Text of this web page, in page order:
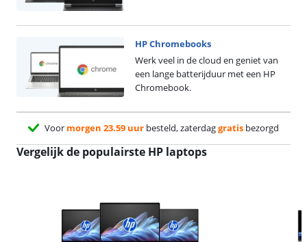
HP Chromebooks
Werk veel in de cloud en geniet van
een lange batterijduur met een HP
Chromebook.
Voor morgen 23.59 uur besteld, zaterdaggratis bezorgd
Vergelijk de populairste HP laptops